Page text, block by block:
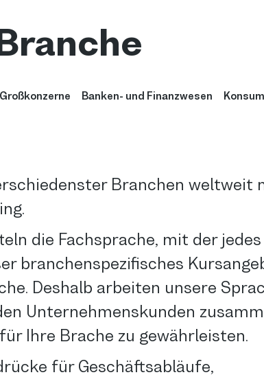
Großkonzerne Banken- und Finanzwesen
Branchen weltweit
die Fachsprache, mit der jedes
branchenspezifisches
Deshalb arbeiten unsere
Unternehmenskunden
Ihre Brache zu gewährleisten.
für Geschäftsabläufe,